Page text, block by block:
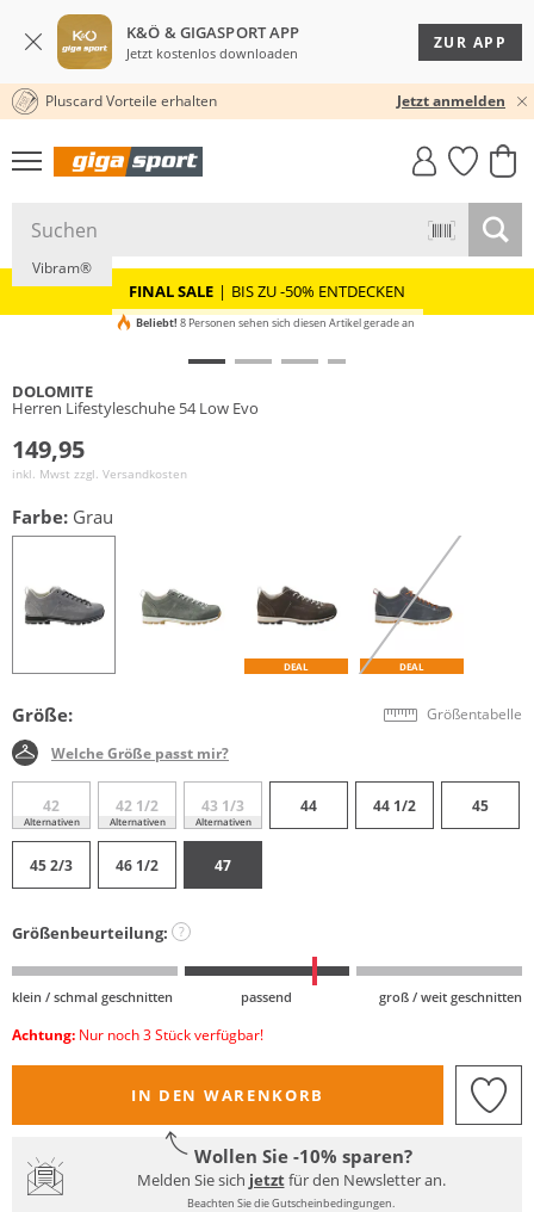
K&Ö & GIGASPORT APP
Jetzt kostenlos downloaden
ZUR APP
30 TAGE RÜCKGABERECHT
Pluscard Vorteile erhalten Jetzt anmelden
GIGASTYLE
FAHRRAD­
MUST-HAVE
FINAL SALE | BIS ZU -50% ENTDECKEN
Nachhaltig
Vibram®
Beliebt! 8 Personen sehen sich diesen Artikel gerade an
DOLOMITE
Herren Lifestyleschuhe 54 Low Evo
149,95
inkl. Mwst zzgl. Versandkosten
Farbe: Grau
DEAL DEAL
Größe: Größentabelle
Welche Größe passt mir?
42
Alternativen
42 1/2
Alternativen
43 1/3
Alternativen
44 44 1/2 45
45 2/3 46 1/2 47
Größenbeurteilung: ?
klein / schmal geschnitten passend groß / weit geschnitten
Achtung: Nur noch 3 Stück verfügbar!
IN DEN WARENKORB
Wollen Sie -10% sparen?
Melden Sie sich jetztfür den Newsletter an.
Beachten Sie die Gutscheinbedingungen.